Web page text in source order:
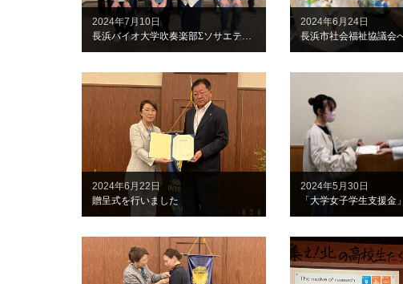
2024年7月10日
長浜バイオ大学吹奏楽部Σソサエティ入会式を行いました
2024年6月24日
2024年6月22日
贈呈式を行いました
2024年5月30日